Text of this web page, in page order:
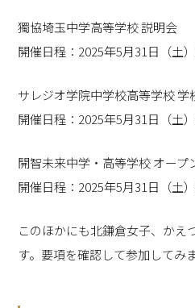
獨協埼玉中学高等学校 説明会
開催日程：2025年5月31日（土
サレジオ学院中学校高等学校 学
開催日程：2025年5月31日（土
開智未来中学・高等学校 オープ
開催日程：2025年5月31日（土
このほかにも北鎌倉女子、かえ
す。要項を確認して参加してみ